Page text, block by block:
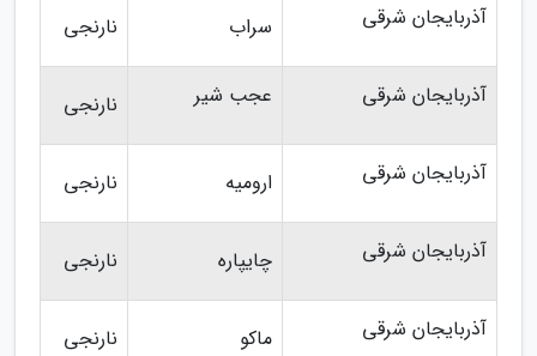
آذربایجان شرقی
سراب نارنجی
آذربایجان شرقی عجب شیر نارنجی
آذربایجان شرقی ارومیه نارنجی
آذربایجان شرقی چایپاره نارنجی
آذربایجان شرقی ماکو نارنجی